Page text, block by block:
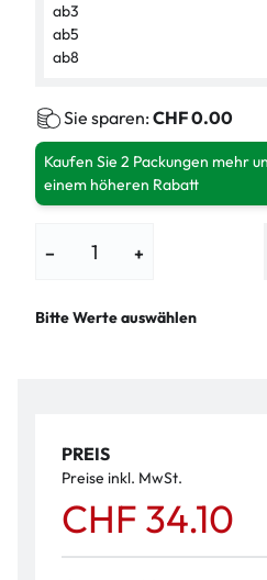
ab3
ab5
ab8
Sie sparen: CHF 0.00
Kaufen Sie 2 Packungen mehr
einem höheren Rabatt
− +
Bitte Werte auswählen
PREIS
Preise inkl. MwSt.
CHF 34.10